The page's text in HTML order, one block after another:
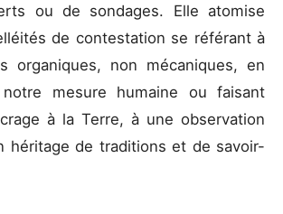
ou de sondages. Elle atomise
de contestation se référant à
organiques, non mécaniques, en
mesure humaine ou faisant
à la Terre, à une observation
héritage de traditions et de savoir-